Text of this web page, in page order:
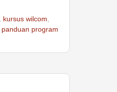
kursus wilcom
panduan program